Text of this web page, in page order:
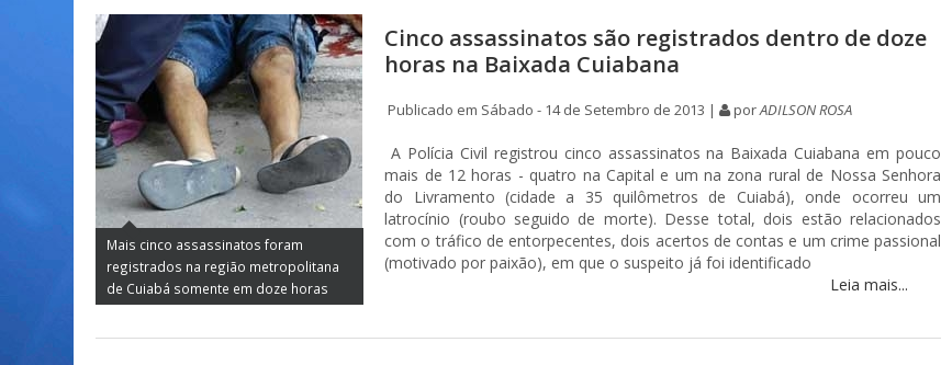
Mais cinco assassinatos foram
registrados na região metropolitana
de Cuiabá somente em doze horas
Cinco assassinatos são registrados dentro de doze
horas na Baixada Cuiabana
Publicado em Sábado - 14 de Setembro de 2013 | porADILSON ROSA
A Polícia Civil registrou cinco assassinatos na Baixada Cuiabana em pouco
mais de 12 horas - quatro na Capital e um na zona rural de Nossa Senhora
do Livramento (cidade a 35 quilômetros de Cuiabá), onde ocorreu um
latrocínio (roubo seguido de morte). Desse total, dois estão relacionados
com o tráfico de entorpecentes, dois acertos de contas e um crime passional
(motivado por paixão), em que o suspeito já foi identificado
Leia mais...